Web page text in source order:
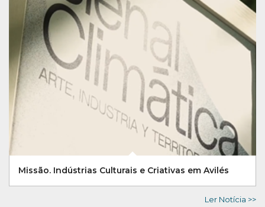
Missão. Indústrias Culturais e Criativas em Avilés
Ler Notícia >>